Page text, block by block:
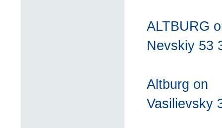
ALTBURG
Nevskiy 53
Altburg on
Vasilievsky